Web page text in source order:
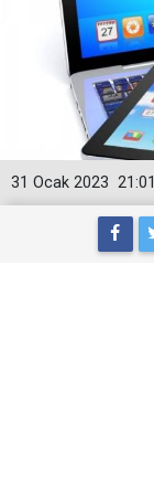
21:01
31 Ocak 2023